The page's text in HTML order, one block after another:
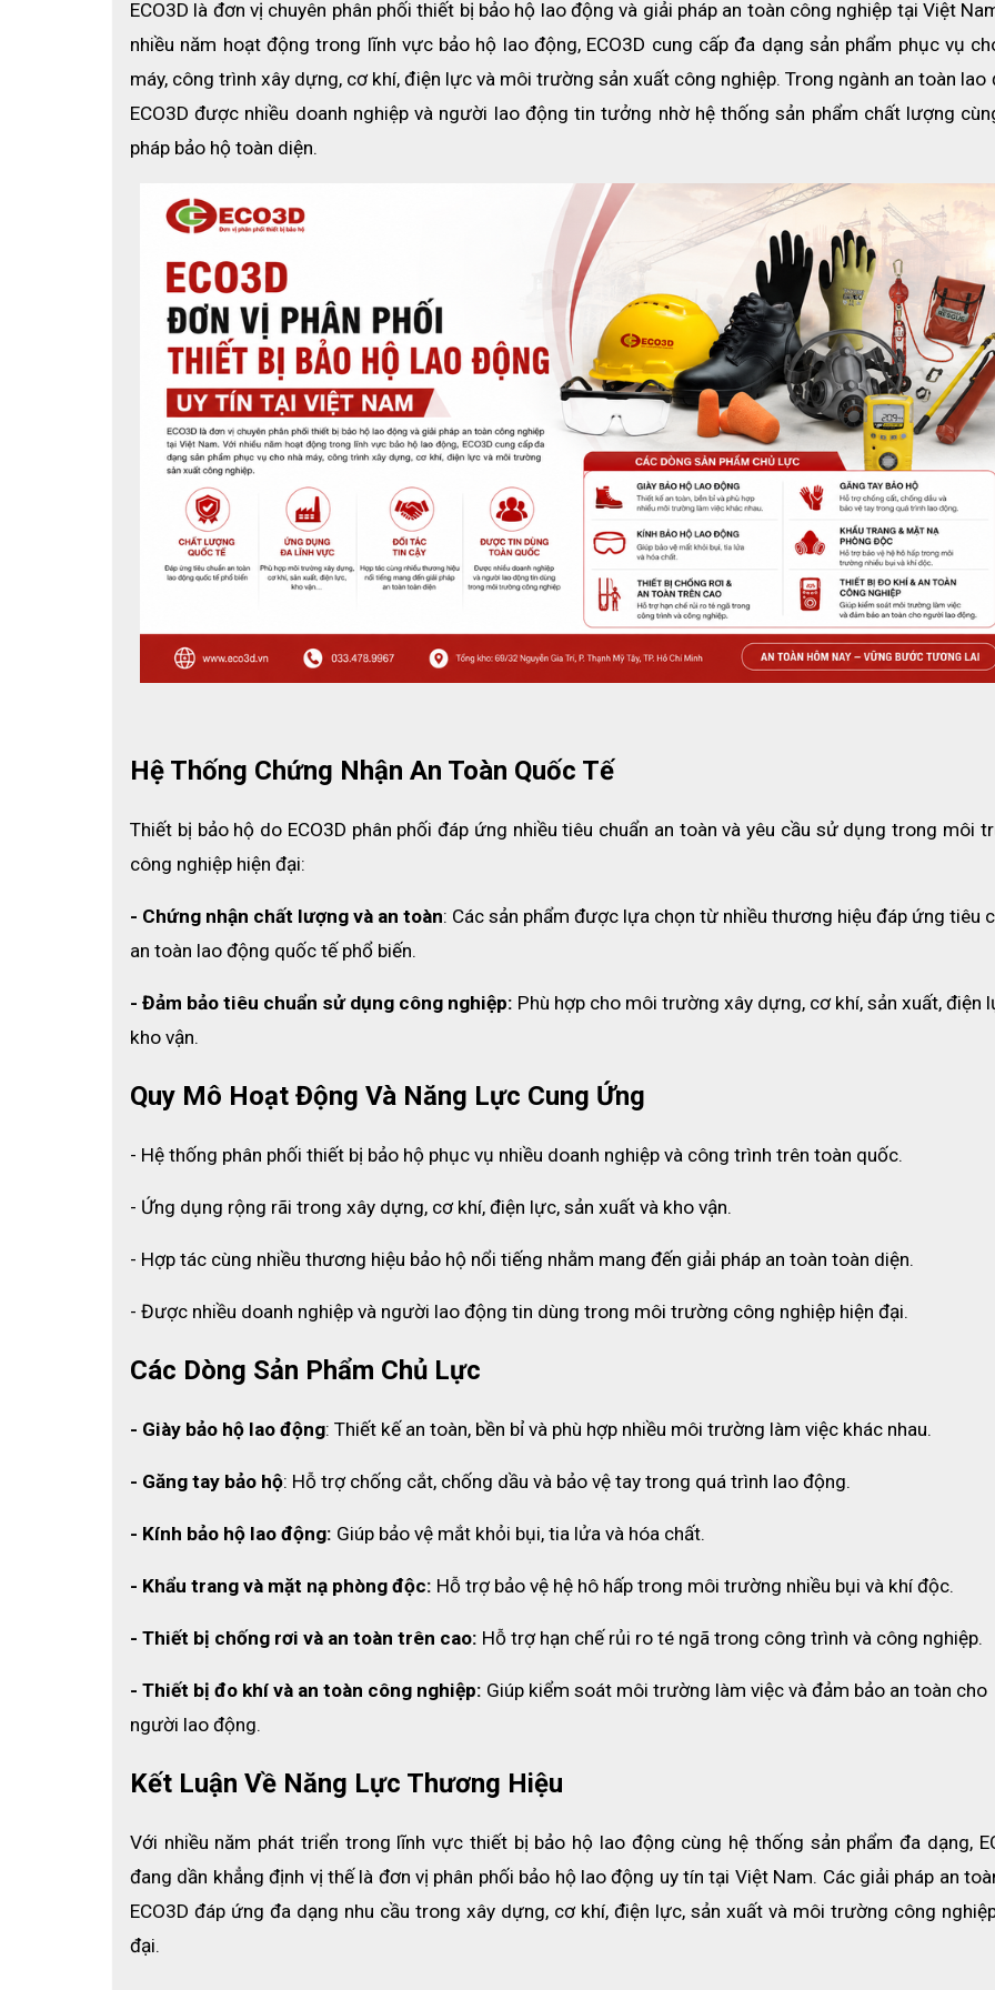
2. ĐẶC ĐIỂM NỔI BẬT CỦA GĂNG TAY PHÒNG SẠCH NITRILE QRP1000
Găng tay phòng sạch chống tĩnh điện Nitrile QRP1000 có khả năng kiểm soát và hạn chế phát sinh tĩnh điện trong quá
Sản phẩm được sản xuất theo tiêu chuẩn phòng sạch ISO 6 – Class 1000 nhằm hạn chế tối đa bụi mịn, tạp chất và vi
phát sinh trong quá trình sử dụng.
Nhờ đó, găng tay giúp duy trì môi trường làm việc sạch sẽ, hỗ trợ nâng cao chất lượng sản phẩm và hạn chế nguy cơ
Găng tay được làm từ chất liệu Nitrile cao cấp không chứa latex nên hạn chế nguy cơ kích ứng da khi sử dụng liên tục
thông thường.
Độ co giãn cao giúp găng tay ôm sát bàn tay và mang lại cảm giác thao tác linh hoạt.
hạn chế cuộn mép khi đeo và tăng độ chắc chắn trong quá trình sử dụng.
cầu vệ sinh cao.
ngành điện tử, quang học, y tế và thực phẩm, nơi yêu cầu kiểm soát độ sạch nghiêm ngặt.
ECO3D là đơn vị chuyên phân phối thiết bị bảo hộ lao động và giải pháp an toàn công nghiệp tại Việt
nhiều năm hoạt động trong lĩnh vực bảo hộ lao động, ECO3D cung cấp đa dạng sản phẩm phục vụ
máy, công trình xây dựng, cơ khí, điện lực và môi trường sản xuất công nghiệp. Trong ngành an toàn lao
ECO3D được nhiều doanh nghiệp và người lao động tin tưởng nhờ hệ thống sản phẩm chất lượng
pháp bảo hộ toàn diện.
Hệ Thống Chứng Nhận An Toàn Quốc Tế
Thiết bị bảo hộ do ECO3D phân phối đáp ứng nhiều tiêu chuẩn an toàn và yêu cầu sử dụng trong môi
công nghiệp hiện đại:
- Chứng nhận chất lượng và an toàn: Các sản phẩm được lựa chọn từ nhiều thương hiệu đáp ứng tiêu
an toàn lao động quốc tế phổ biến.
- Đảm bảo tiêu chuẩn sử dụng công nghiệp: Phù hợp cho môi trường xây dựng, cơ khí, sản xuất, điện
kho vận.
Quy Mô Hoạt Động Và Năng Lực Cung Ứng
- Hệ thống phân phối thiết bị bảo hộ phục vụ nhiều doanh nghiệp và công trình trên toàn quốc.
- Ứng dụng rộng rãi trong xây dựng, cơ khí, điện lực, sản xuất và kho vận.
- Hợp tác cùng nhiều thương hiệu bảo hộ nổi tiếng nhằm mang đến giải pháp an toàn toàn diện.
- Được nhiều doanh nghiệp và người lao động tin dùng trong môi trường công nghiệp hiện đại.
Các Dòng Sản Phẩm Chủ Lực
- Giày bảo hộ lao động: Thiết kế an toàn, bền bỉ và phù hợp nhiều môi trường làm việc khác nhau.
- Găng tay bảo hộ: Hỗ trợ chống cắt, chống dầu và bảo vệ tay trong quá trình lao động.
- Kính bảo hộ lao động: Giúp bảo vệ mắt khỏi bụi, tia lửa và hóa chất.
- Khẩu trang và mặt nạ phòng độc: Hỗ trợ bảo vệ hệ hô hấp trong môi trường nhiều bụi và khí độc.
- Thiết bị chống rơi và an toàn trên cao: Hỗ trợ hạn chế rủi ro té ngã trong công trình và công nghiệp.
- Thiết bị đo khí và an toàn công nghiệp: Giúp kiểm soát môi trường làm việc và đảm bảo an toàn cho
người lao động.
Kết Luận Về Năng Lực Thương Hiệu
Với nhiều năm phát triển trong lĩnh vực thiết bị bảo hộ lao động cùng hệ thống sản phẩm đa dạng,
đang dần khẳng định vị thế là đơn vị phân phối bảo hộ lao động uy tín tại Việt Nam. Các giải pháp an
ECO3D đáp ứng đa dạng nhu cầu trong xây dựng, cơ khí, điện lực, sản xuất và môi trường công
đại.